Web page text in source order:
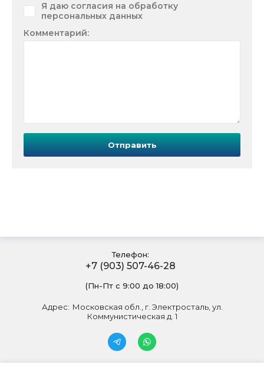
Я даю согласия на обработку
персональных данных
Комментарий:
Отправить
Телефон:
+7 (903) 507-46-28
(Пн-Пт с 9:00 до 18:00)
Адрес: Московская обл., г. Электросталь, ул.
Коммунистическая д. 1